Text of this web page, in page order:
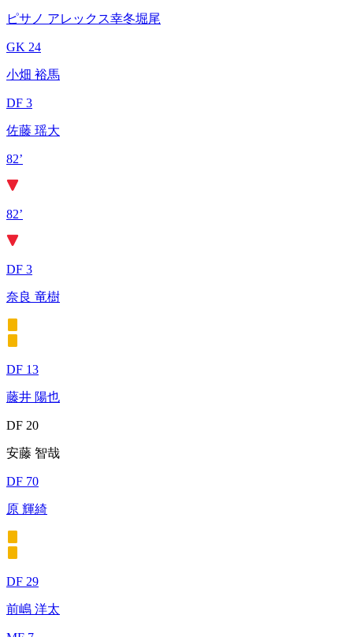
ピサノ アレックス幸冬堀尾
GK 24
小畑 裕馬
DF 3
佐藤 瑶大
82’
82’
DF 3
奈良 竜樹
DF 13
藤井 陽也
DF 20
安藤 智哉
DF 70
原 輝綺
DF 29
前嶋 洋太